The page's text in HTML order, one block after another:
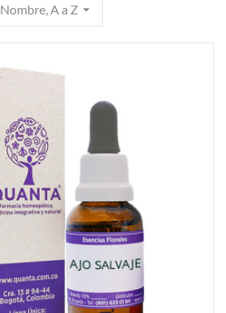
Nombre, A a Z arrow_drop_down